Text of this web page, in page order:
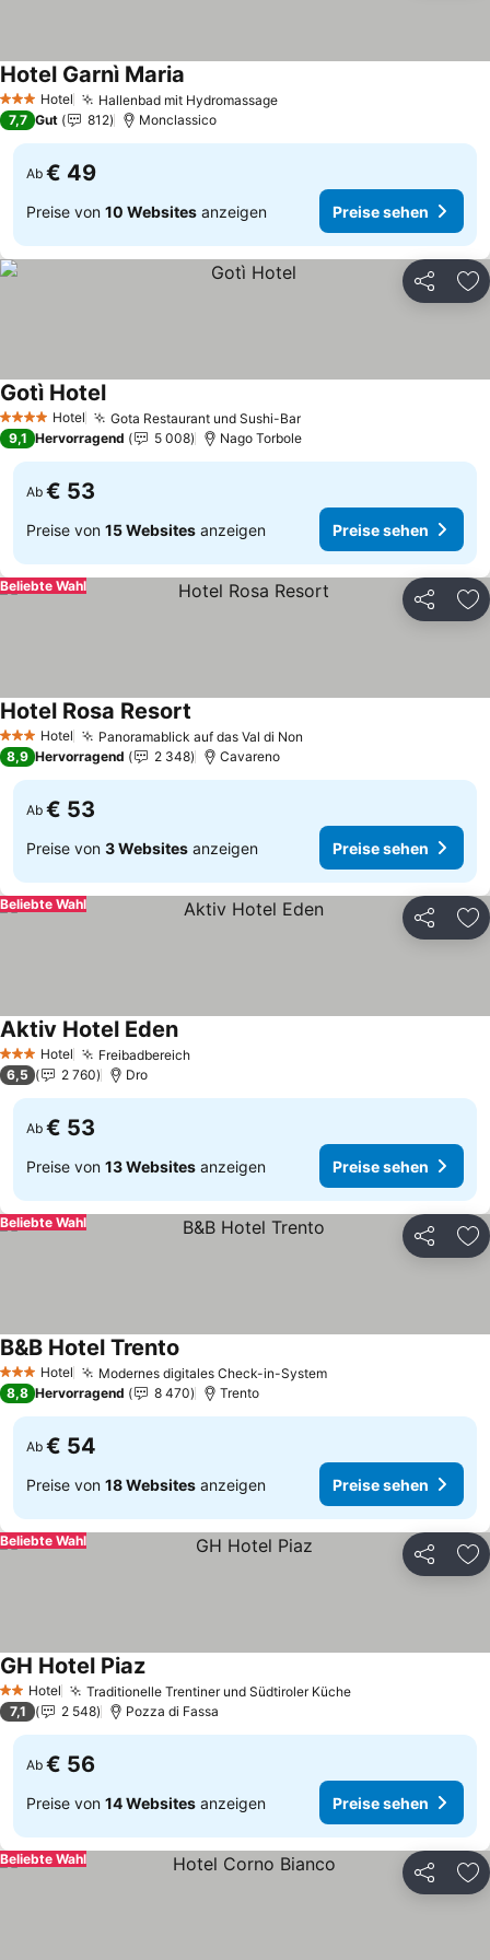
3 SterneHotel Hallenbad mit Hydromassage
Hotel Garnì Maria
7,7 Gut 812 Monclassico
Ab € 49
Preise von 10 Websites anzeigen Preise sehen
Teilen
4 Sterne Hotel Gota Restaurant und Sushi-Bar
Gotì Hotel
9,1 Hervorragend 5 008 Nago Torbole
Ab € 53
Preise von 15 Websites anzeigen Preise sehen
Teilen
Beliebte Wahl
3 SterneHotel Panoramablick auf das Val di Non
Hotel Rosa Resort
8,9 Hervorragend 2 348 Cavareno
Ab € 53
Preise von 3 Websites anzeigen Preise sehen
Teilen
Beliebte Wahl
3 SterneHotel Freibadbereich
Aktiv Hotel Eden
6,5 2 760 Dro
Ab € 53
Preise von 13 Websites anzeigen Preise sehen
Teilen
Beliebte Wahl
3 SterneHotel Modernes digitales Check-in-System
B&B Hotel Trento
8,8 Hervorragend 8 470 Trento
Ab € 54
Preise von 18 Websites anzeigen Preise sehen
Teilen
Beliebte Wahl
2 Sterne
Hotel Traditionelle Trentiner und Südtiroler Küche
GH Hotel Piaz
7,1 2 548 Pozza di Fassa
Ab € 56
Preise von 14 Websites anzeigen Preise sehen
Teilen
Beliebte Wahl